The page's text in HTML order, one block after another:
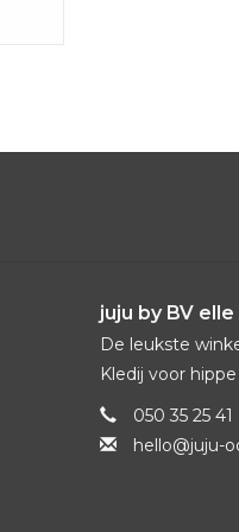
juju by BV
De leukste
Kledij voor
050 35 25 41
hello@juju-